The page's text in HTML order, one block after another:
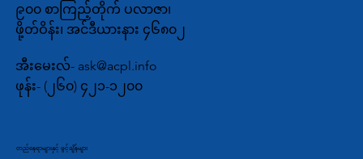
၉၀၀ စာကြည့်တိုက် ပလာဇာ၊
ဖို့တ်ဝိန်း၊ အင်ဒီယားနား ၄၆၈၀၂
အီးမေးလ်- ask@acpl.info
ဖုန်း- (၂၆၀) ၄၂၁-၁၂၀၀
တည်နေရာများနှင့် ဖွင့်ချိန်များ